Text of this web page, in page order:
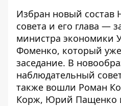
Избран новый состав
совета и его глава —
министра экономики
Фоменко, который
заседание. В
наблюдательный
также вошли Роман
Корж, Юрий Пащенко